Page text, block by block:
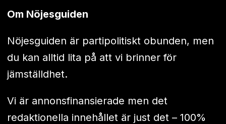
Om Nöjesguiden
Nöjesguiden är partipolitiskt obunden, men
du kan alltid lita på att vi brinner för
jämställdhet.
Vi är annonsfinansierade men det
redaktionella innehållet är just det – 100%